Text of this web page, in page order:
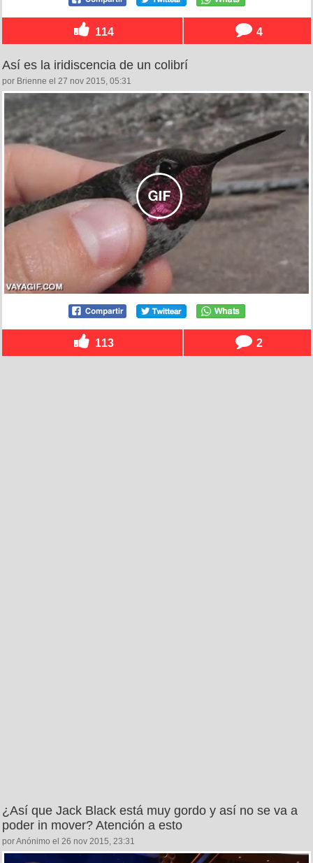
114 4
Así es la iridiscencia de un colibrí
por Brienne el 27 nov 2015, 05:31
113 2
¿Así que Jack Black está muy gordo y así no se va a
poder in mover? Atención a esto
por Anónimo el 26 nov 2015, 23:31